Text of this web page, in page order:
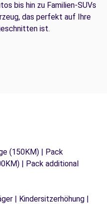
bis hin zu Familien-SUVs
das perfekt auf Ihre
ist.
(150KM) | Pack
| Pack additional
| Kindersitzerhöhung |